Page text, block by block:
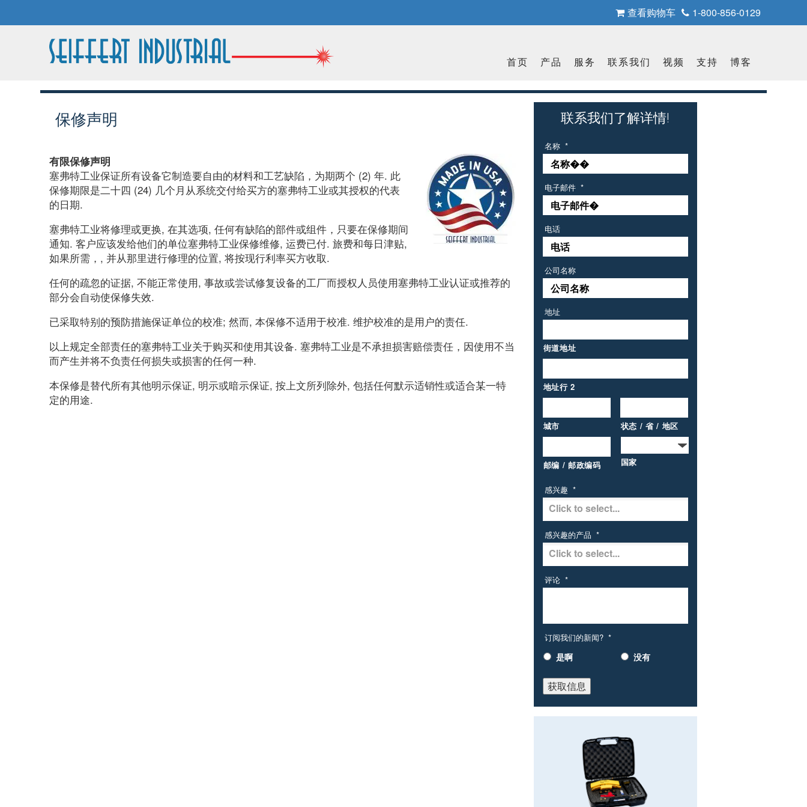
1-800-856-0129
查看购物车
首页 产品 服务 联系我们 视频 支持 博客
保修声明
有限保修声明
塞弗特工业保证所有设备它制造要自由的材料和工艺缺陷，为期两个 (2) 年. 此
保修期限是二十四 (24) 几个月从系统交付给买方的塞弗特工业或其授权的代表
的日期.
塞弗特工业将修理或更换, 在其选项, 任何有缺陷的部件或组件，只要在保修期间
通知. 客户应该发给他们的单位塞弗特工业保修维修, 运费已付. 旅费和每日津贴,
如果所需，, 并从那里进行修理的位置, 将按现行利率买方收取.
任何的疏忽的证据, 不能正常使用, 事故或尝试修复设备的工厂而授权人员使用塞弗特工业认证或推荐的
部分会自动使保修失效.
已采取特别的预防措施保证单位的校准; 然而, 本保修不适用于校准. 维护校准的是用户的责任.
以上规定全部责任的塞弗特工业关于购买和使用其设备. 塞弗特工业是不承担损害赔偿责任，因使用不当
而产生并将不负责任何损失或损害的任何一种.
本保修是替代所有其他明示保证, 明示或暗示保证, 按上文所列除外, 包括任何默示适销性或适合某一特
定的用途.
联系我们了解详情!
名称 *
电子邮件 *
电话
公司名称
地址
街道地址
地址行 2
城市 状态 / 省 / 地区
邮编 / 邮政编码 国家
感兴趣 *
感兴趣的产品 *
评论 *
订阅我们的新闻? *
是啊 没有
获取信息